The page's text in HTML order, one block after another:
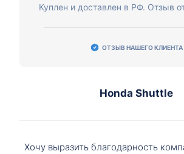
Куплен и доставлен в РФ. Отзыв
ОТЗЫВ НАШЕГО КЛИЕНТА
Honda Shuttle
Хочу выразить благодарность